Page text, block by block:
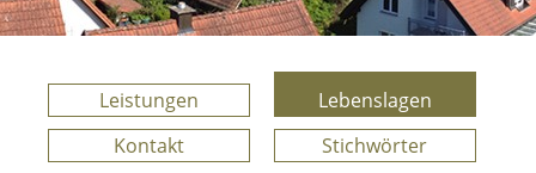
Leistungen
Lebenslagen
Kontakt
Stichwörter